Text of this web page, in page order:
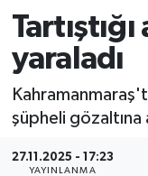
yaraladı
şüpheli gözaltına
27.11.2025 - 17:23
YAYINLANMA
Tüm Manşetler
Son Dakika